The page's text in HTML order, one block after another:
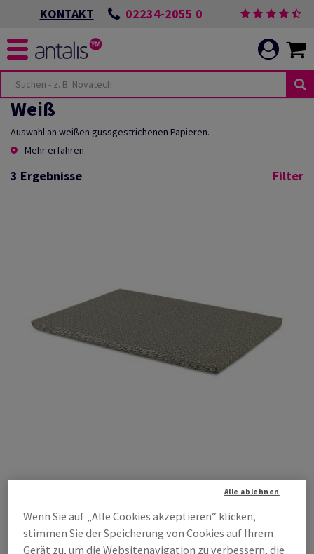
KONTAKT 02234-2055 0
Weiß
Auswahl an weißen gussgestrichenen Papieren.
Mehr erfahren
3 Ergebnisse Filter
Astralux One-sided Card ist ein einseitig gussgestrichenes
Karton mit hohem Glanz und h...
Zeige Produkte(8)
Wenn Sie auf „Alle Cookies akzeptieren“ klicken,
stimmen Sie der Speicherung von Cookies auf Ihrem
Gerät zu, um die Websitenavigation zu verbessern, die
Alle ablehnen